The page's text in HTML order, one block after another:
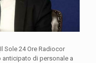
Sole 24 Ore Radiocor
anticipato di personale a